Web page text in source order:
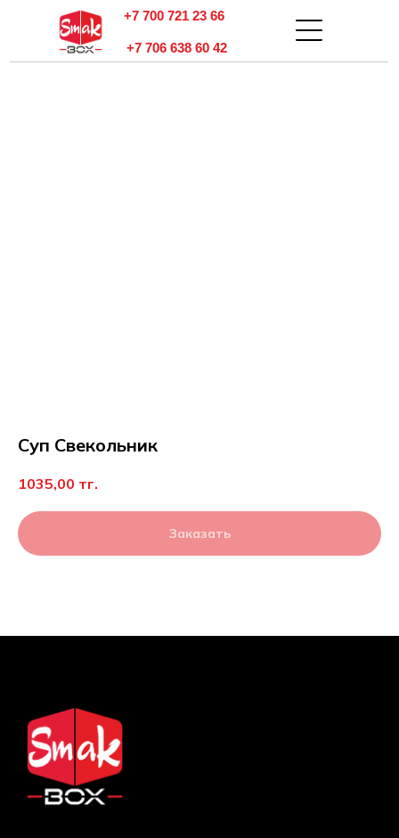
+7 700 721 23 66
+7 706 638 60 42
Суп Свекольник
1035,00 тг.
Заказать